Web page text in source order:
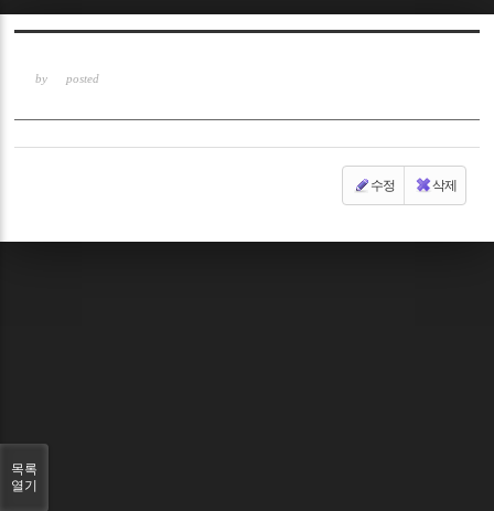
by posted
수정 삭제
목록
열기
Sketchbook5, 스케치북5
Sketchbook5, 스케치북5